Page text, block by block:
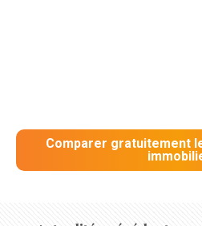
Comparer gratuitement